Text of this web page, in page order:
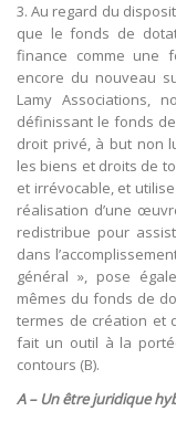
3. Au regard du
que le fonds de
finance comme une
encore du nouveau
Lamy Associations,
définissant le fonds
droit privé, à but non
les biens et droits de
et irrévocable, et
réalisation d’une
redistribue pour
dans
général », pose
mêmes du fonds de
termes de création et
fait un outil à la
contours (B).
A – Un être juridique